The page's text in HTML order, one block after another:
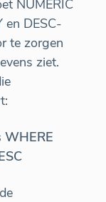
NUMERIC
en DESC-
te zorgen
ziet.
WHERE